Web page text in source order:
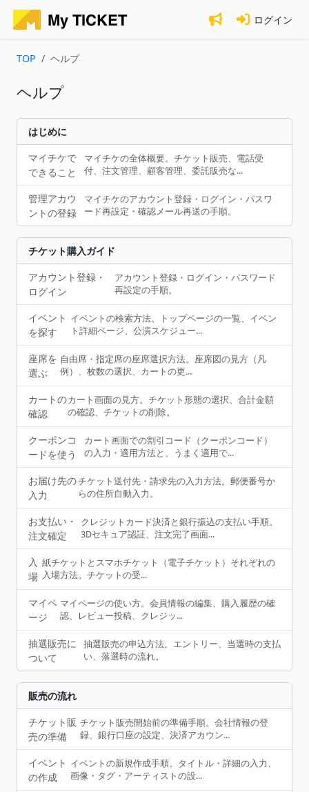
ログイン
TOP ヘルプ
ヘルプ
はじめに
マイチケで
できること
マイチケの全体概要。チケット販売、電話受
付、注文管理、顧客管理、委託販売な...
管理アカウ
ントの登録
マイチケのアカウント登録・ログイン・パスワ
ード再設定・確認メール再送の手順。
チケット購入ガイド
アカウント登録・
ログイン
アカウント登録・ログイン・パスワード
再設定の手順。
イベント
を探す
イベントの検索方法。トップページの一覧、イベン
ト詳細ページ、公演スケジュー...
座席を
選ぶ
自由席・指定席の座席選択方法。座席図の見方（凡
例）、枚数の選択、カートの更...
カートの
確認
カート画面の見方。チケット形態の選択、合計金額
の確認、チケットの削除。
クーポンコ
ードを使う
カート画面での割引コード（クーポンコード）
の入力・適用方法と、うまく適用で...
お届け先の
入力
チケット送付先・請求先の入力方法。郵便番号か
らの住所自動入力。
お支払い・
注文確定
クレジットカード決済と銀行振込の支払い手順。
3Dセキュア認証、注文完了画面...
入
場
紙チケットとスマホチケット（電子チケット）それぞれの
入場方法。チケットの受...
マイペ
ージ
マイページの使い方。会員情報の編集、購入履歴の確
認、レビュー投稿、クレジッ...
抽選販売に
ついて
抽選販売の申込方法。エントリー、当選時の支払
い、落選時の流れ。
販売の流れ
チケット販
売の準備
チケット販売開始前の準備手順。会社情報の登
録、銀行口座の設定、決済アカウン...
イベント
の作成
イベントの新規作成手順。タイトル・詳細の入力、
画像・タグ・アーティストの設...